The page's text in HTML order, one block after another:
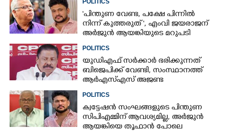
"പിന്തുണ വേണ്ട,​ പക്ഷേ പിന്നിൽ
നിന്ന് കുത്തരുത് ", എംവി ജയരാജന്
അർജുൻ ആയങ്കിയുടെ മറുപടി
POLITICS
യുഡിഎഫ് സർക്കാർ ഭരിക്കുന്നത്
ബിജെപിക്ക് വേണ്ടി,​ സംസ്ഥാനത്ത്
ആർഎസ്എസ് അജണ്ട
POLITICS
ക്വട്ടേഷൻ സംഘങ്ങളുടെ പിന്തുണ
സിപിഎമ്മിന് ആവശ്യമില്ല, അർജുൻ
ആയങ്കിയെ തൂഫാൻ പോലെ